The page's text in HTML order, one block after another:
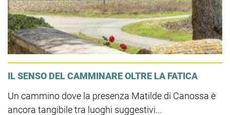
IL SENSO DEL CAMMINARE OLTRE LA FATICA
Un cammino dove la presenza Matilde di Canossa è
ancora tangibile tra luoghi suggestivi...